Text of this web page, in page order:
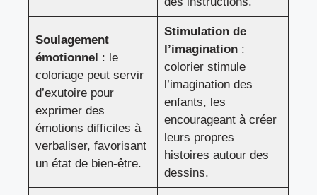
Soulagement
émotionnel : le
coloriage peut servir
d’exutoire pour
exprimer des
émotions difficiles à
verbaliser, favorisant
un état de bien-être.
Stimulation de
l’imagination:
colorier stimule
l’imagination des
enfants, les
encourageant à créer
leurs propres
histoires autour des
dessins.